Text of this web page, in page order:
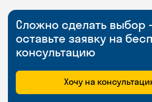
Сложно сделать
оставьте заявку на
консультацию
Хочу на